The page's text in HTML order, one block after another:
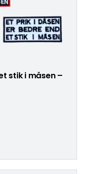
stik i måsen –